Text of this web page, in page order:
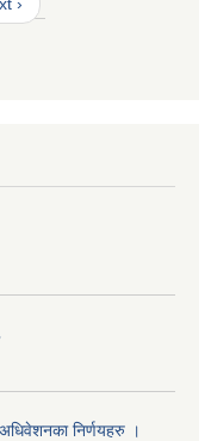
निर्णयहरु ।